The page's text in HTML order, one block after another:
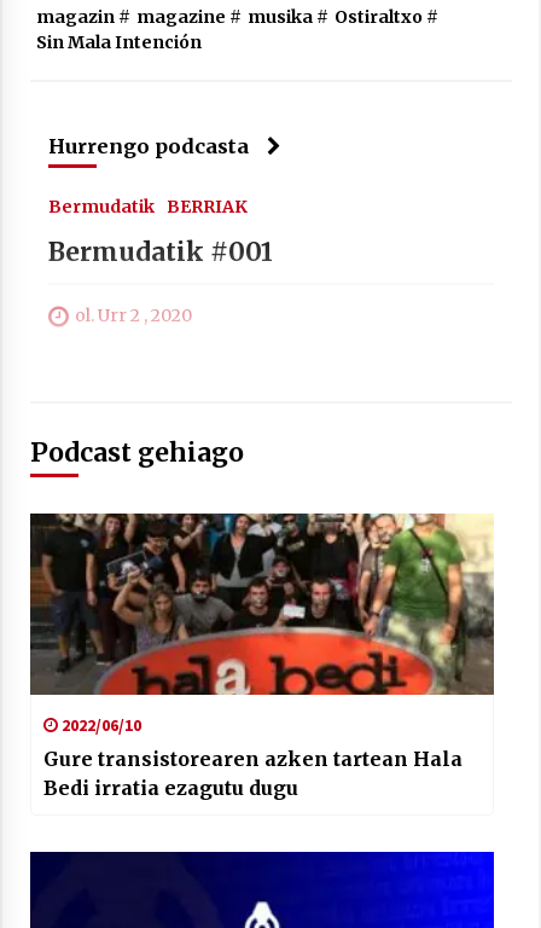
Arrosaren 20 urteez
Arrosaren 20 urteez
Zebrabidearen denboraldi amaiera
2021/07/01
Arrosaren laburpen bideoa Hamaika
2021/06/30
magazin# magazine # musika# Ostiraltxo#
Sin Mala Intención
Hurrengo podcasta
Bermudatik BERRIAK
Bermudatik #001
ol. Urr 2 , 2020
Podcast gehiago
2022/06/10
Gure transistorearen azken tartean Hala
Bedi irratia ezagutu dugu